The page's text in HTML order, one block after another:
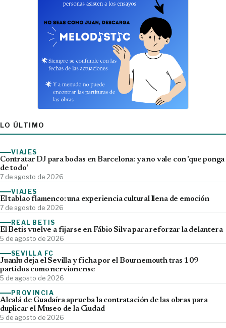
LO ÚLTIMO
VIAJES
Contratar DJ para bodas en Barcelona: ya no vale con 'que ponga
de todo'
7 de agosto de 2026
VIAJES
El tablao flamenco: una experiencia cultural llena de emoción
7 de agosto de 2026
REAL BETIS
El Betis vuelve a fijarse en Fábio Silva para reforzar la delantera
5 de agosto de 2026
SEVILLA FC
Juanlu deja el Sevilla y ficha por el Bournemouth tras 109
partidos como nervionense
5 de agosto de 2026
PROVINCIA
Alcalá de Guadaíra aprueba la contratación de las obras para
duplicar el Museo de la Ciudad
5 de agosto de 2026